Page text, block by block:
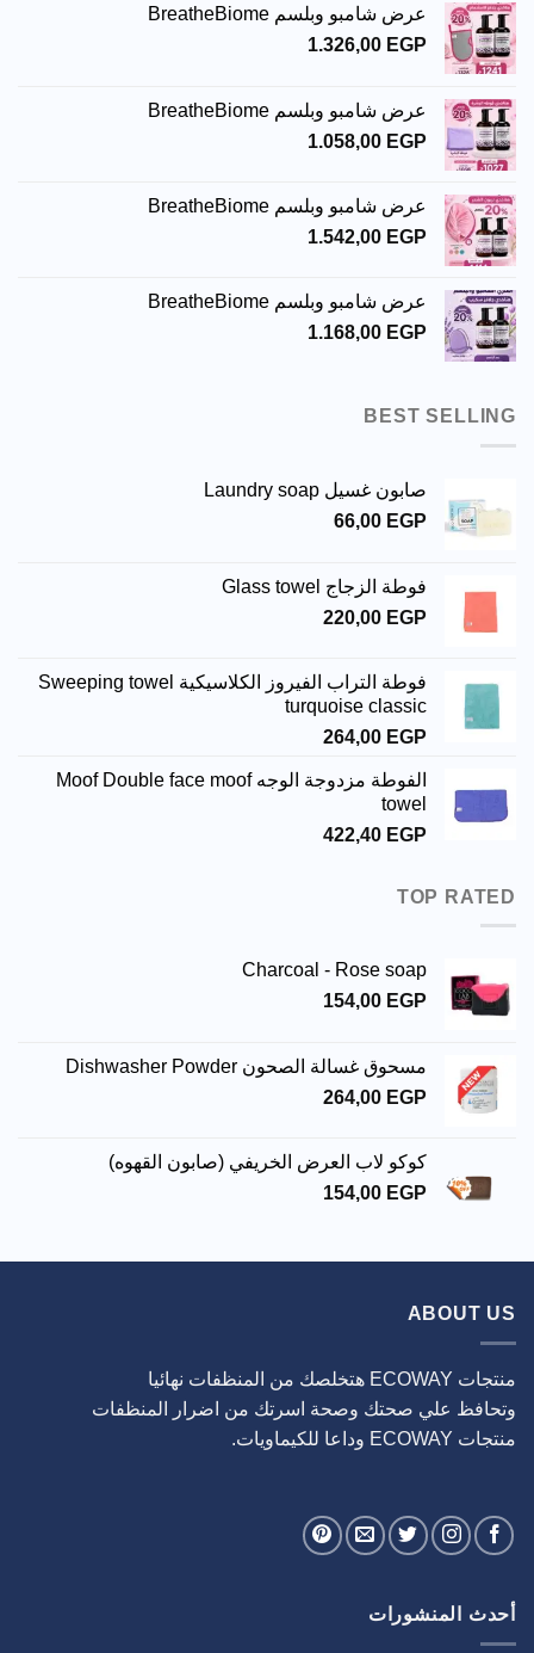
عرض شامبو وبلسم BreatheBiome
1.326,00 EGP
عرض شامبو وبلسم BreatheBiome
1.058,00 EGP
عرض شامبو وبلسم BreatheBiome
1.542,00 EGP
عرض شامبو وبلسم BreatheBiome
1.168,00 EGP
BEST SELLING
صابون غسيل Laundry soap
66,00 EGP
فوطة الزجاج Glass towel
220,00 EGP
فوطة التراب الفيروز الكلاسيكية Sweeping towel
turquoise classic
264,00 EGP
الفوطة مزدوجة الوجه Moof Double face moof
towel
422,40 EGP
TOP RATED
Charcoal - Rose soap
154,00 EGP
مسحوق غسالة الصحون Dishwasher Powder
264,00 EGP
كوكو لاب العرض الخريفي (صابون القهوه)
154,00 EGP
ABOUT US
منتجات ECOWAY هتخلصك من المنظفات نهائيا
وتحافظ علي صحتك وصحة اسرتك من اضرار المنظفات
منتجات ECOWAY وداعا للكيماويات.
أحدث المنشورات